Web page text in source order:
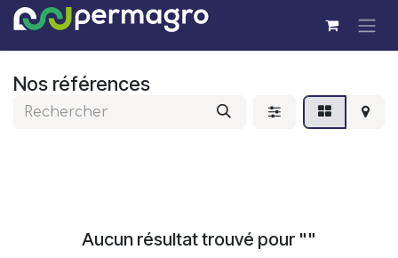
Se rendre au contenu
Nos références
Aucun résultat trouvé pour ""